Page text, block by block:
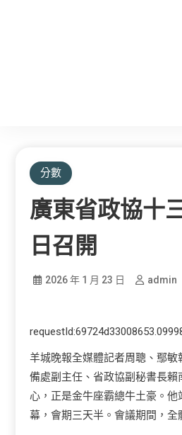
分數
廣東省政協十
日召開
2026 年 1 月 23 日 admin
羊城晚報全媒體記者周聰、鄢
備處副主任、省政協副秘書長
心，正是金牛座霸總牛土豪。
幕，會期三天半。會議期間，